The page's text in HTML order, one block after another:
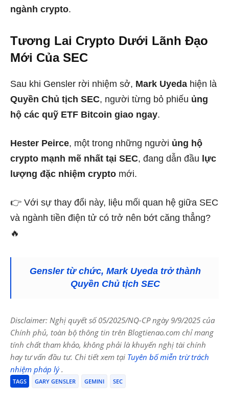
ngành crypto.
Tương Lai Crypto Dưới Lãnh Đạo
Mới Của SEC
Sau khi Gensler rời nhiệm sở, Mark Uyeda hiện là
Quyền Chủ tịch SEC, người từng bỏ phiếu ủng
hộ các quỹ ETF Bitcoin giao ngay.
Hester Peirce, một trong những người ủng hộ
crypto mạnh mẽ nhất tại SEC, đang dẫn đầu lực
lượng đặc nhiệm crypto mới.
👉 Với sự thay đổi này, liệu mối quan hệ giữa SEC
và ngành tiền điện tử có trở nên bớt căng thẳng?
🔥
Gensler từ chức, Mark Uyeda trở thành
Quyền Chủ tịch SEC
Disclaimer: Nghị quyết số 05/2025/NQ-CP ngày 9/9/2025 của
Chính phủ, toàn bộ thông tin trên Blogtienao.com chỉ mang
tính chất tham khảo, không phải là khuyến nghị tài chính
hay tư vấn đầu tư. Chi tiết xem tại Tuyên bố miễn trừ trách
nhiệm pháp lý.
TAGS GARY GENSLER GEMINI SEC